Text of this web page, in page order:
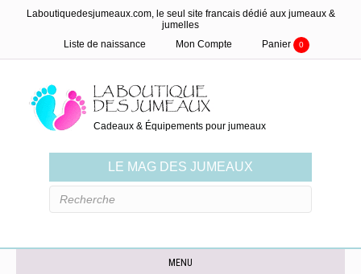
Laboutiquedesjumeaux.com, le seul site francais dédié aux jumeaux &
jumelles
Liste de naissance
Mon Compte Panier 0
Cadeaux & Équipements pour jumeaux
LE MAG DES JUMEAUX
MENU